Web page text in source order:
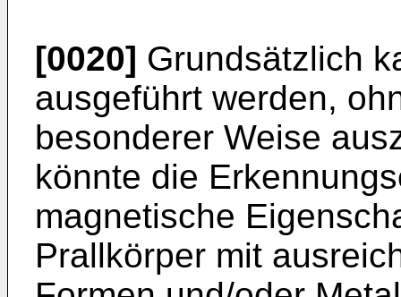
[0020] Grundsätzlich
ausgeführt werden,
besonderer Weise
könnte die
magnetische
Prallkörper mit